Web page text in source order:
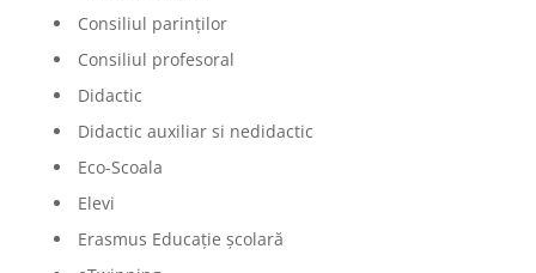
Consiliul parinților
Consiliul profesoral
Didactic
Didactic auxiliar si nedidactic
Eco-Scoala
Elevi
Erasmus Educație școlară